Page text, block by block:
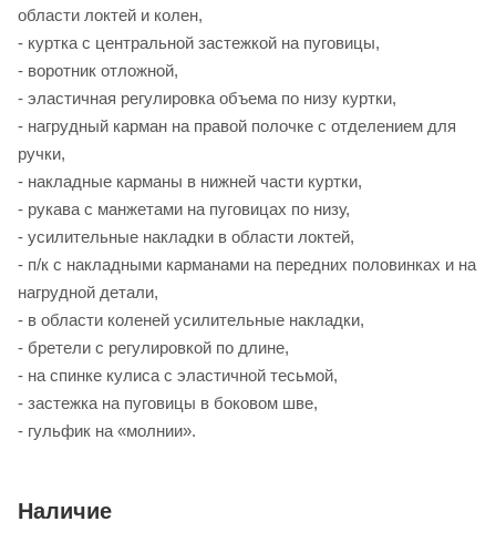
области локтей и колен,
- куртка с центральной застежкой на пуговицы,
- воротник отложной,
- эластичная регулировка объема по низу куртки,
- нагрудный карман на правой полочке с отделением для
ручки,
- накладные карманы в нижней части куртки,
- рукава с манжетами на пуговицах по низу,
- усилительные накладки в области локтей,
- п/к с накладными карманами на передних половинках и на
нагрудной детали,
- в области коленей усилительные накладки,
- бретели с регулировкой по длине,
- на спинке кулиса с эластичной тесьмой,
- застежка на пуговицы в боковом шве,
- гульфик на «молнии».
Наличие